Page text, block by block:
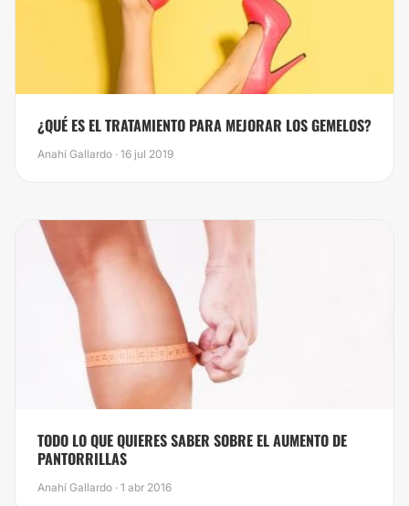
¿​QUÉ ES EL TRATAMIENTO PARA MEJORAR LOS GEMELOS?
Anahí Gallardo · 16 jul 2019
TODO LO QUE QUIERES SABER SOBRE EL AUMENTO DE
PANTORRILLAS
Anahí Gallardo · 1 abr 2016